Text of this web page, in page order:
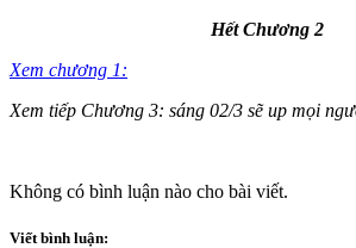
Hết Chương 2
Xem chương 1:
Xem tiếp Chương 3: sáng 02/3 sẽ up mọi
Không có bình luận nào cho bài viết.
Viết bình luận: